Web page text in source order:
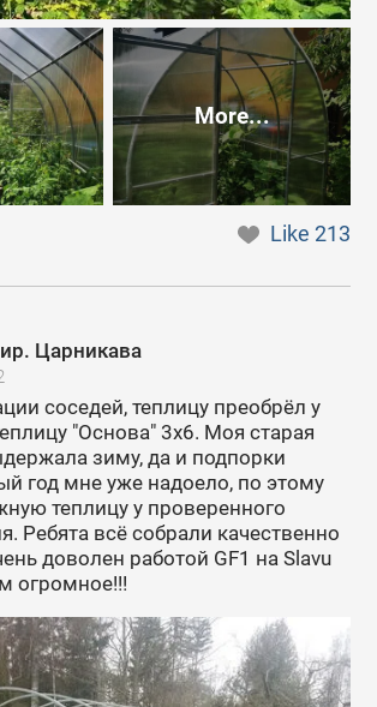
More...
Like213
Царникава
соседей, теплицу преобрёл у
"Основа" 3х6. Моя старая
зиму, да и подпорки
год мне уже надоело, по этому
теплицу у проверенного
Ребята всё собрали качественно
доволен работой GF1 на Slavu
огромное!!!